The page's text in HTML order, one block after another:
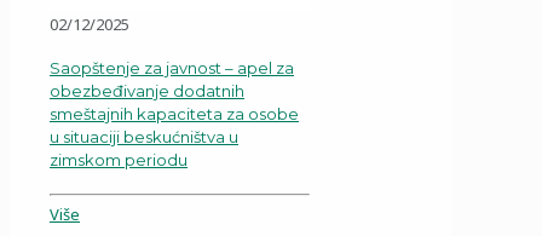
02/12/2025
Saopštenje za javnost – apel za
obezbeđivanje dodatnih
smeštajnih kapaciteta za osobe
u situaciji beskućništva u
zimskom periodu
Više